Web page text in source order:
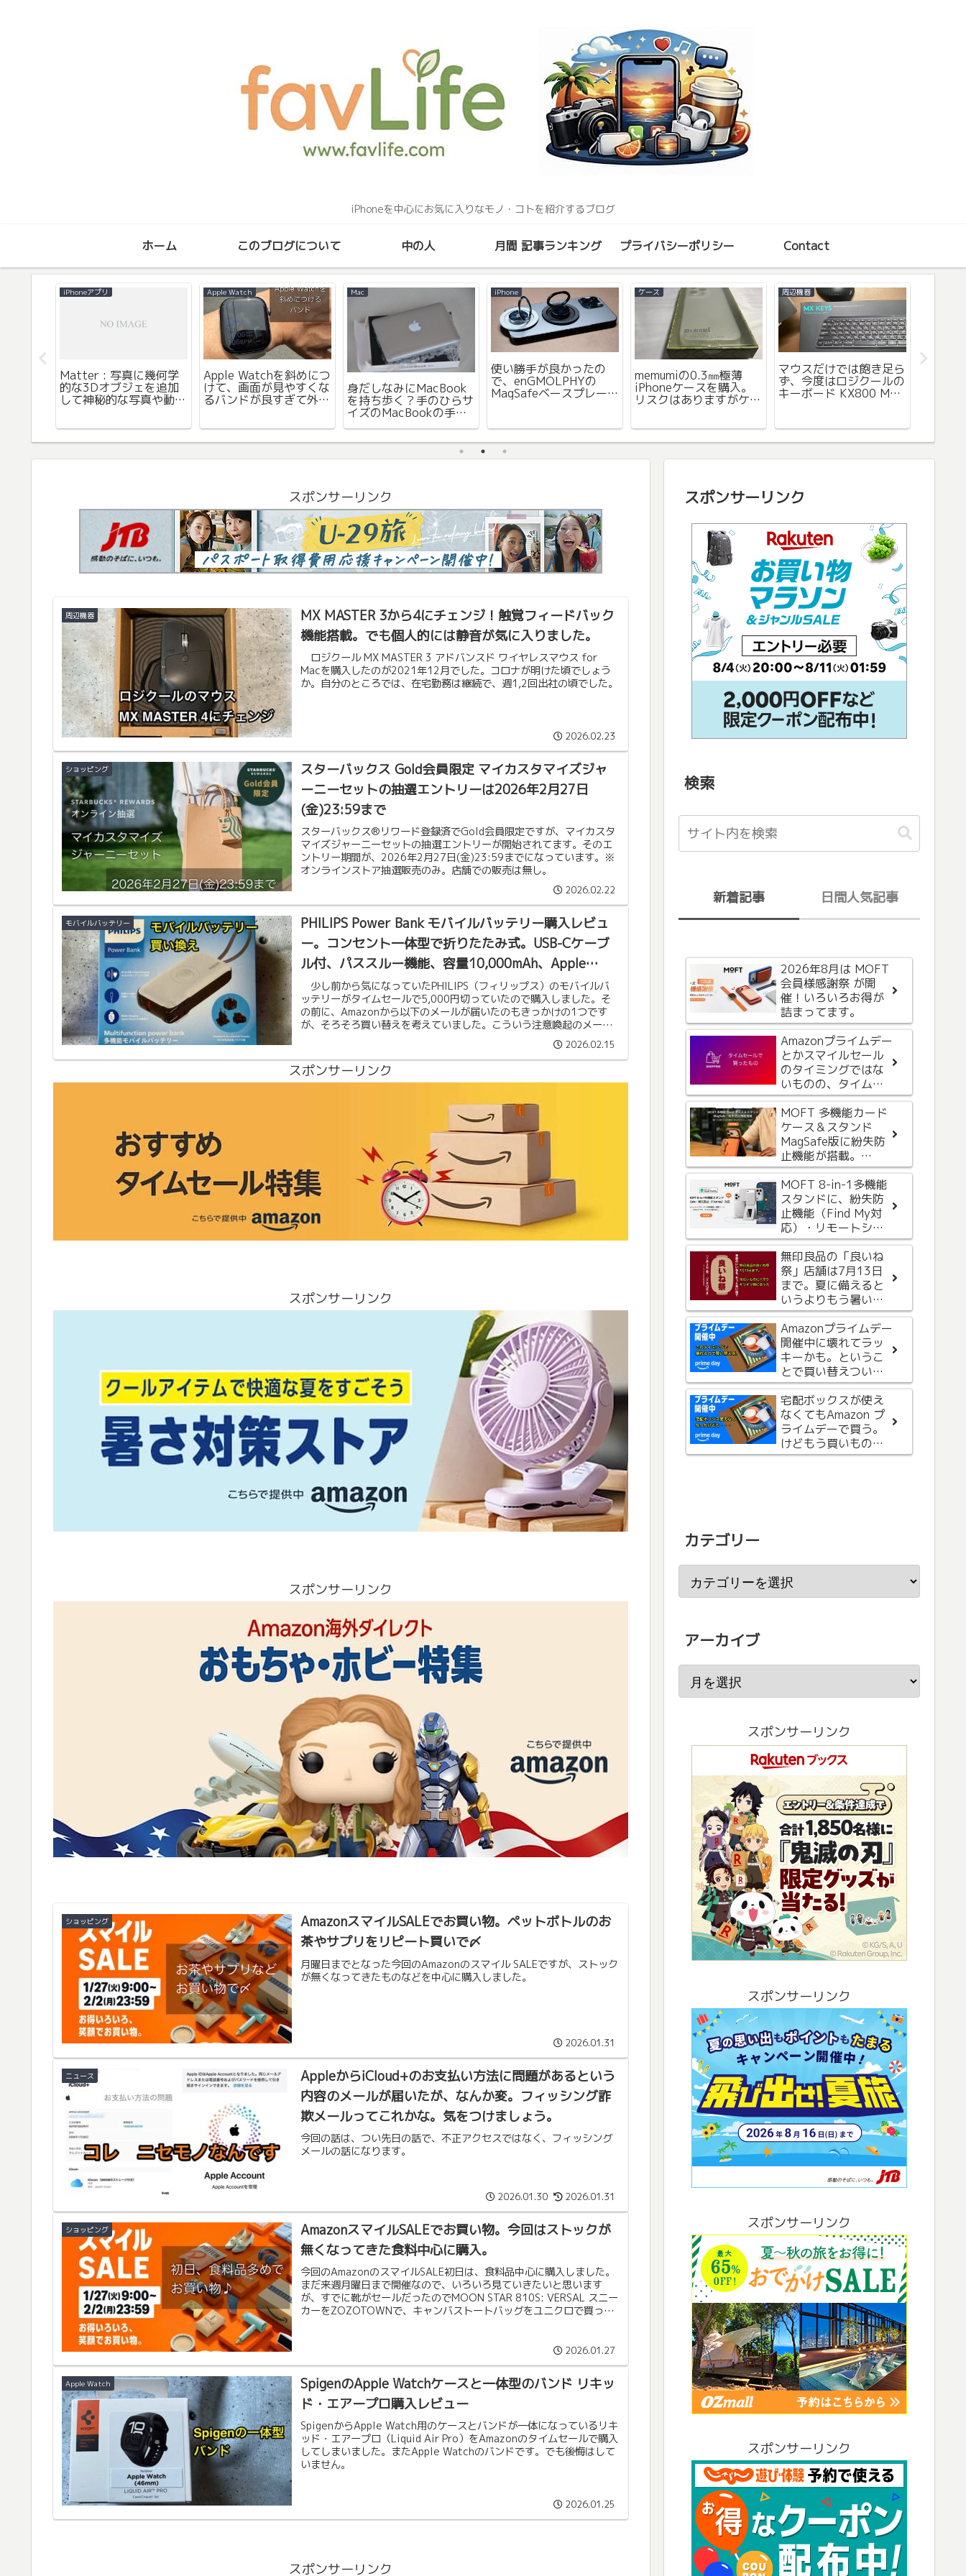
iPhoneを中心にお気に入りなモノ・コトを紹介するブログ
ホーム このブログについて 中の人 月間 記事ランキング プライバシーポリシー Contact
iPhoneアプリ
Matter : 写真に幾何学
的な3Dオブジェを追加
して神秘的な写真や動画
Apple Watch
Apple Watchを斜めにつ
けて、画面が見やすくな
るバンドが良すぎて外出
Mac
身だしなみにMacBook
を持ち歩く？手のひらサ
イズのMacBookの手鏡
を買ってみました。
iPhone
使い勝手が良かったの
で、enGMOLPHYの
MagSafeベースプレー
トの色違いを購入
ケース
memumiの0.3㎜極薄
iPhoneケースを購入。
リスクはありますがケー
周辺機器
マウスだけでは飽き足ら
ず、今度はロジクールの
キーボード KX800 MX
机の上がスッキリ。
スポンサーリンク
周辺機器
MX MASTER 3から4にチェンジ！触覚フィードバック
機能搭載。でも個人的には静音が気に入りました。
ロジクール MX MASTER 3 アドバンスド ワイヤレスマウス for
Macを購入したのが2021年12月でした。コロナが明けた頃でしょう
か。自分のところでは、在宅勤務は継続で、週1,2回出社の頃でした。
2026.02.23
ショッピング
スターバックス Gold会員限定 マイカスタマイズジャ
ーニーセットの抽選エントリーは2026年2月27日
(金)23:59まで
スターバックス®リワード登録済でGold会員限定ですが、マイカスタ
マイズジャーニーセットの抽選エントリーが開始されてます。そのエ
ントリー期間が、2026年2月27日(金)23:59までになっています。※
オンラインストア抽選販売のみ。店舗での販売は無し。
2026.02.22
モバイルバッテリー
PHILIPS Power Bank モバイルバッテリー購入レビュ
ー。コンセント一体型で折りたたみ式。USB-Cケーブ
ル付、パススルー機能、容量10,000mAh、Apple
Watch対応でリーズナブルな価格は嬉しい。
少し前から気になっていたPHILIPS（フィリップス）のモバイルバ
ッテリーがタイムセールで5,000円切っていたので購入しました。そ
の前に、Amazonから以下のメールが届いたのもきっかけの1つです
が、そろそろ買い替えを考えていました。こういう注意喚起のメール
2026.02.15
スポンサーリンク
スポンサーリンク
スポンサーリンク
ショッピング
AmazonスマイルSALEでお買い物。ペットボトルのお
茶やサプリをリピート買いで〆
月曜日までとなった今回のAmazonのスマイル SALEですが、ストック
が無くなってきたものなどを中心に購入しました。
2026.01.31
ニュース
AppleからiCloud+のお支払い方法に問題があるという
内容のメールが届いたが、なんか変。フィッシング詐
欺メールってこれかな。気をつけましょう。
今回の話は、つい先日の話で、不正アクセスではなく、フィッシング
メールの話になります。
2026.01.30 2026.01.31
ショッピング
AmazonスマイルSALEでお買い物。今回はストックが
無くなってきた食料中心に購入。
今回のAmazonのスマイルSALE初日は、食料品中心に購入しました。
まだ来週月曜日まで開催なので、いろいろ見ていきたいと思います
が、すでに靴がセールだったのでMOON STAR 810S: VERSAL スニー
カーをZOZOTOWNで、キャンバストートバッグをユニクロで買って
2026.01.27
Apple Watch
SpigenのApple Watchケースと一体型のバンド リキッ
ド・エアープロ購入レビュー
SpigenからApple Watch用のケースとバンドが一体になっているリキ
ッド・エアープロ（Liquid Air Pro）をAmazonのタイムセールで購入
してしまいました。またApple Watchのバンドです。でも後悔はして
いません。
2026.01.25
スポンサーリンク
スポンサーリンク
検索
新着記事
2026年8月は MOFT
会員様感謝祭 が開
催！いろいろお得が
詰まってます。
Amazonプライムデー
とかスマイルセール
のタイミングではな
いものの、タイムセ
ールもなかな
か・・・
MOFT 多機能カード
ケース＆スタンド
MagSafe版に紛失防
止機能が搭載。
iPhoneの「探す」と
Androidの「Find
Hub」機能に対応
MOFT 8-in-1多機能
スタンドに、紛失防
止機能（Find My対
応）・リモートシャ
ッターボタンが追加
されて新登場
無印良品の「良いね
祭」店舗は7月13日
まで。夏に備えると
いうよりもう暑いの
で、お気に入りを購
入
Amazonプライムデー
開催中に壊れてラッ
キーかも。というこ
とで買い替えついで
に本も購入。
宅配ボックスが使え
なくてもAmazon プ
ライムデーで買う。
けどもう買いもの終
了です。
日間人気記事
AppleからiCloud+の
お支払い方法に問題
があるという内容の
メールが届いたが、
なんか変。フィッシ
ング詐欺メールって
これかな。気をつけ
ましょう。
ダイソーで日用品を
買いに行ったら甘栗
にハマり。再度、甘
栗買いに行くついで
に購入したものを紹
介
再びお買い物。
Amazonクリスマスタ
イムセールにて、タ
イムセール関係なく
購入したもの紹介
iPhone 15 Proから
Apple Watch への給
電を試してみた
USB−Cケーブル＋充
電器＋モバイルバッ
テリーのAnker
Power Bank 発売。1
台でiPhone充電に必
要なモノが揃ってる
ので買わない理由が
無かったです。
Apple Watchを斜め
につけて、画面が見
やすくなるバンドが
良すぎて外出時に使
い始めました。
身だしなみに
MacBookを持ち歩
く？手のひらサイズ
のMacBookの手鏡を
買ってみました。
カテゴリー
アーカイブ
スポンサーリンク
スポンサーリンク
スポンサーリンク
スポンサーリンク